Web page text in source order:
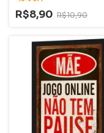
R$8,90 R$10,90